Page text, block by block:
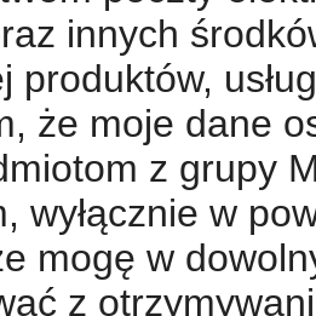
innych
produktów,
że moje dane
z grupy
wyłącznie w
mogę w
z